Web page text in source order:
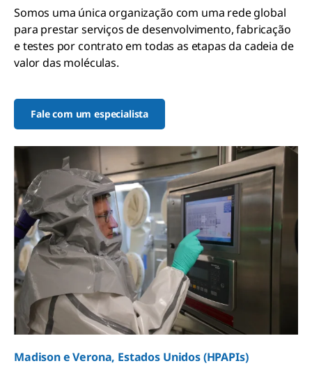
Somos uma única organização com uma rede global
para prestar serviços de desenvolvimento, fabricação
e testes por contrato em todas as etapas da cadeia de
valor das moléculas.
Fale com um especialista
Madison e Verona, Estados Unidos (HPAPIs)